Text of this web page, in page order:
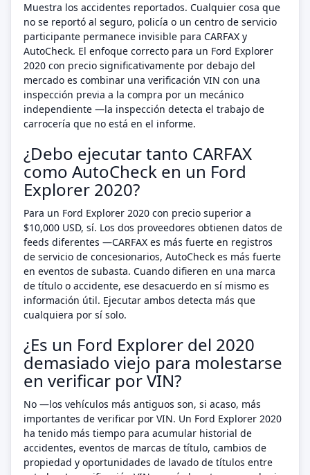
Muestra los accidentes reportados. Cualquier cosa que
no se reportó al seguro, policía o un centro de servicio
participante permanece invisible para CARFAX y
AutoCheck. El enfoque correcto para un Ford Explorer
2020 con precio significativamente por debajo del
mercado es combinar una verificación VIN con una
inspección previa a la compra por un mecánico
independiente —la inspección detecta el trabajo de
carrocería que no está en el informe.
¿Debo ejecutar tanto CARFAX
como AutoCheck en un Ford
Explorer 2020?
Para un Ford Explorer 2020 con precio superior a
$10,000 USD, sí. Los dos proveedores obtienen datos de
feeds diferentes —CARFAX es más fuerte en registros
de servicio de concesionarios, AutoCheck es más fuerte
en eventos de subasta. Cuando difieren en una marca
de título o accidente, ese desacuerdo en sí mismo es
información útil. Ejecutar ambos detecta más que
cualquiera por sí solo.
¿Es un Ford Explorer del 2020
demasiado viejo para molestarse
en verificar por VIN?
No —los vehículos más antiguos son, si acaso, más
importantes de verificar por VIN. Un Ford Explorer 2020
ha tenido más tiempo para acumular historial de
accidentes, eventos de marcas de título, cambios de
propiedad y oportunidades de lavado de títulos entre